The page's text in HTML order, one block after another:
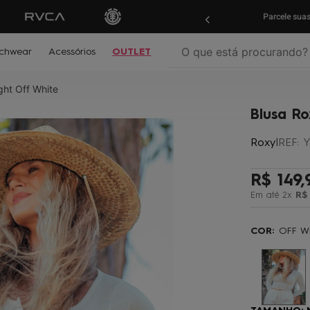
em até 10x sem juros! Aproveite! Parcele
Acessórios OUTLET
Off White
Blusa
Roxy| REF:
R$ 149,
Em até 2x R$
COR: OFF
termos mais buscados
º
biquíni
º
mochila
º
moletom
º
maio
º
jaqueta
º
boardshort
º
gorro
º
vestido